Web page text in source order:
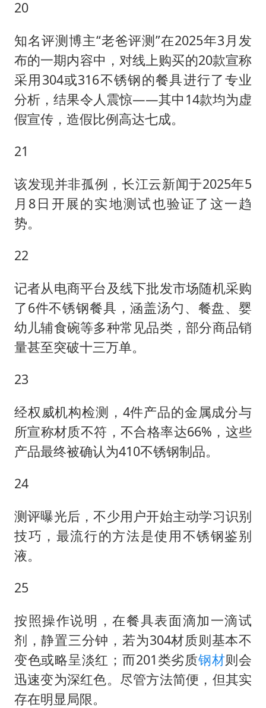
20
知名评测博主“老爸评测”在2025年3月发
布的一期内容中，对线上购买的20款宣称
采用304或316不锈钢的餐具进行了专业
分析，结果令人震惊——其中14款均为虚
假宣传，造假比例高达七成。
21
该发现并非孤例，长江云新闻于2025年5
月8日开展的实地测试也验证了这一趋
势。
22
记者从电商平台及线下批发市场随机采购
了6件不锈钢餐具，涵盖汤勺、餐盘、婴
幼儿辅食碗等多种常见品类，部分商品销
量甚至突破十三万单。
23
经权威机构检测，4件产品的金属成分与
所宣称材质不符，不合格率达66%，这些
产品最终被确认为410不锈钢制品。
24
测评曝光后，不少用户开始主动学习识别
技巧，最流行的方法是使用不锈钢鉴别
液。
25
按照操作说明，在餐具表面滴加一滴试
剂，静置三分钟，若为304材质则基本不
变色或略呈淡红；而201类劣质钢材则会
迅速变为深红色。尽管方法简便，但其实
存在明显局限。